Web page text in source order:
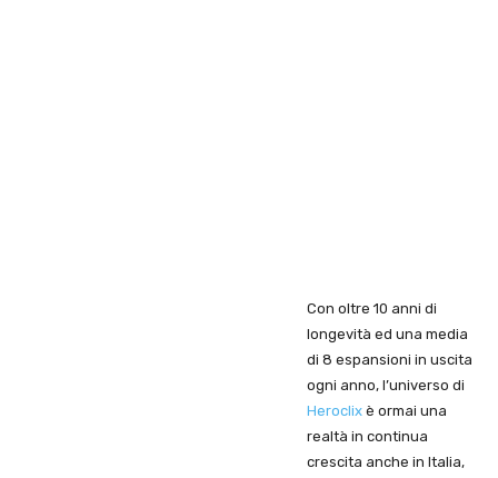
Con oltre 10 anni di
longevità ed una media
di 8 espansioni in uscita
ogni anno, l’universo di
Heroclix è ormai una
realtà in continua
crescita anche in Italia,